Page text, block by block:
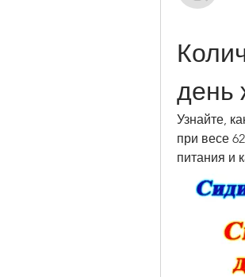
день
Узнайте,
при весе
питания и